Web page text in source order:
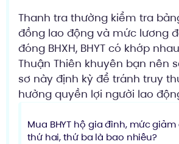
Thanh tra thường kiểm tra
đồng lao động và mức lương
đóng BHXH, BHYT có khớp
Thuận Thiên khuyên bạn nên
sơ này định kỳ để tránh truy
hưởng quyền lợi người lao
Mua BHYT hộ gia đình, mức
thứ hai, thứ ba là bao nhiêu?